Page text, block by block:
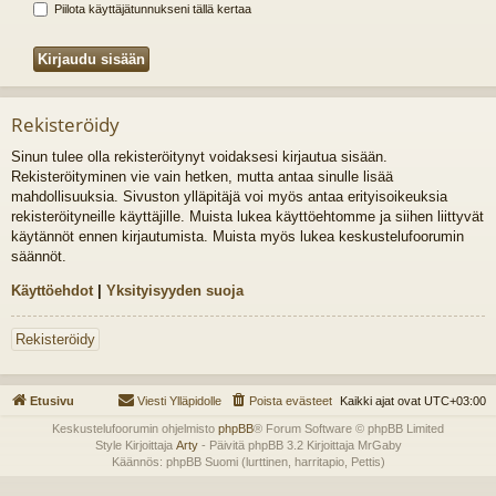
Piilota käyttäjätunnukseni tällä kertaa
Rekisteröidy
Sinun tulee olla rekisteröitynyt voidaksesi kirjautua sisään.
Rekisteröityminen vie vain hetken, mutta antaa sinulle lisää
mahdollisuuksia. Sivuston ylläpitäjä voi myös antaa erityisoikeuksia
rekisteröityneille käyttäjille. Muista lukea käyttöehtomme ja siihen liittyvät
käytännöt ennen kirjautumista. Muista myös lukea keskustelufoorumin
säännöt.
Käyttöehdot | Yksityisyyden suoja
Rekisteröidy
Etusivu Kaikki ajat ovat UTC+03:00
Poista evästeet
Viesti Ylläpidolle
Keskustelufoorumin ohjelmisto phpBB® Forum Software © phpBB Limited
Style Kirjoittaja Arty- Päivitä phpBB 3.2 Kirjoittaja MrGaby
Käännös: phpBB Suomi (lurttinen, harritapio, Pettis)